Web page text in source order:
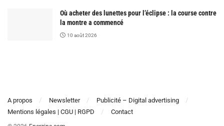
Où acheter des lunettes pour l’éclipse : la course contre
la montre a commencé
10 août 2026
A propos Newsletter
Publicité – Digital advertising
Mentions légales | CGU | RGPD
Contact